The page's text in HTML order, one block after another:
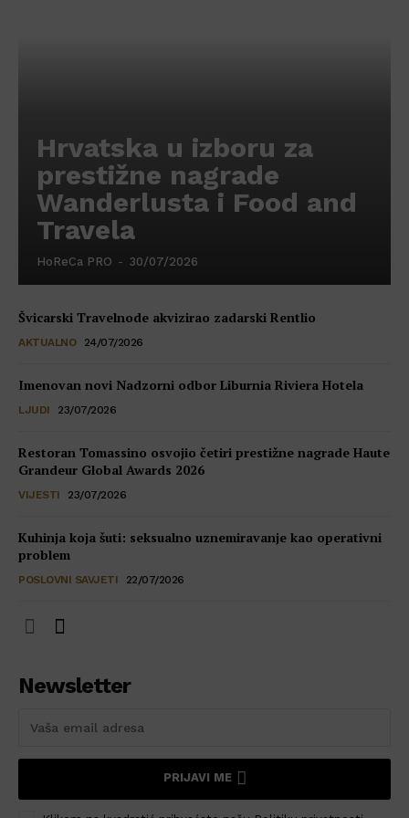
Hrvatska u izboru za
prestižne nagrade
Wanderlusta i Food and
Travela
HoReCa PRO - 30/07/2026
Švicarski Travelnode akvizirao zadarski Rentlio
AKTUALNO 24/07/2026
Imenovan novi Nadzorni odbor Liburnia Riviera Hotela
LJUDI 23/07/2026
Restoran Tomassino osvojio četiri prestižne nagrade Haute
Grandeur Global Awards 2026
VIJESTI 23/07/2026
Kuhinja koja šuti: seksualno uznemiravanje kao operativni
problem
POSLOVNI SAVJETI 22/07/2026
Newsletter
PRIJAVI ME